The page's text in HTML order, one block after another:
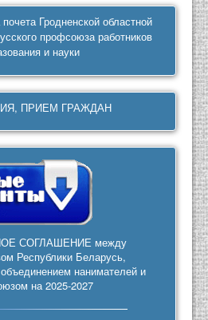
Гродненской областной
профсоюза работников
и науки
ПРИЕМ ГРАЖДАН
СОГЛАШЕНИЕ между
Республики Беларусь,
нанимателей и
на 2025-2027